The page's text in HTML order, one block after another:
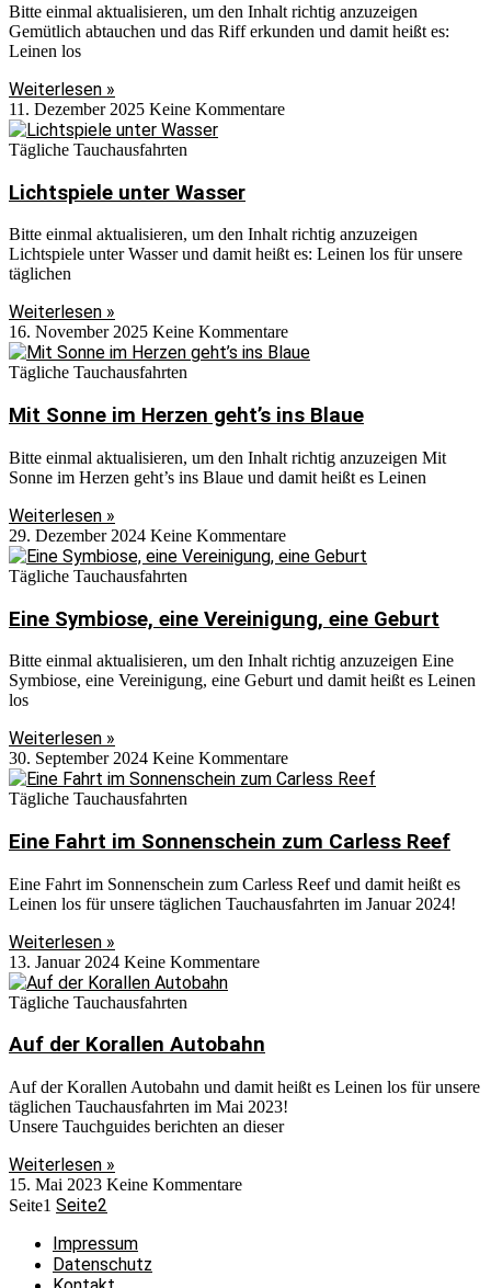
Bitte einmal aktualisieren, um den Inhalt richtig anzuzeigen
Gemütlich abtauchen und das Riff erkunden und damit heißt es:
Leinen los
Weiterlesen »
11. Dezember 2025 Keine Kommentare
Tägliche Tauchausfahrten
Lichtspiele unter Wasser
Bitte einmal aktualisieren, um den Inhalt richtig anzuzeigen
Lichtspiele unter Wasser und damit heißt es: Leinen los für unsere
täglichen
Weiterlesen »
16. November 2025 Keine Kommentare
Tägliche Tauchausfahrten
Mit Sonne im Herzen geht’s ins Blaue
Bitte einmal aktualisieren, um den Inhalt richtig anzuzeigen Mit
Sonne im Herzen geht’s ins Blaue und damit heißt es Leinen
Weiterlesen »
29. Dezember 2024 Keine Kommentare
Tägliche Tauchausfahrten
Eine Symbiose, eine Vereinigung, eine Geburt
Bitte einmal aktualisieren, um den Inhalt richtig anzuzeigen Eine
Symbiose, eine Vereinigung, eine Geburt und damit heißt es Leinen
los
Weiterlesen »
30. September 2024 Keine Kommentare
Tägliche Tauchausfahrten
Eine Fahrt im Sonnenschein zum Carless Reef
Eine Fahrt im Sonnenschein zum Carless Reef und damit heißt es
Leinen los für unsere täglichen Tauchausfahrten im Januar 2024!
Weiterlesen »
13. Januar 2024 Keine Kommentare
Tägliche Tauchausfahrten
Auf der Korallen Autobahn
Auf der Korallen Autobahn und damit heißt es Leinen los für unsere
täglichen Tauchausfahrten im Mai 2023!
Unsere Tauchguides berichten an dieser
Weiterlesen »
15. Mai 2023 Keine Kommentare
Seite1 Seite2
Impressum
Datenschutz